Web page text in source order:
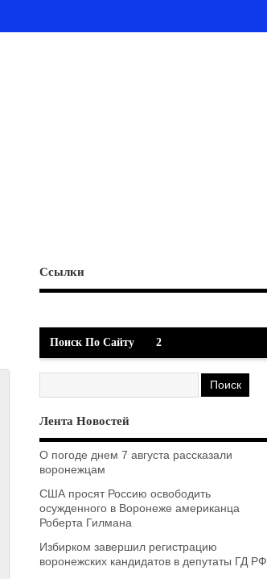
Ссылки
Поиск По Сайту 2
Лента Новостей
О погоде днем 7 августа рассказали
воронежцам
США просят Россию освободить
осужденного в Воронеже американца
Роберта Гилмана
Избирком завершил регистрацию
воронежских кандидатов в депутаты ГД РФ